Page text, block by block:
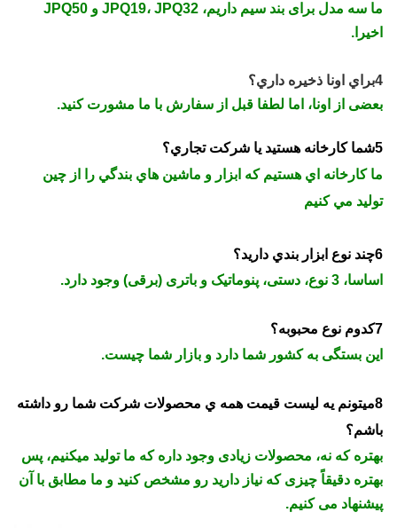
ما سه مدل برای بند سیم داریم، JPQ19، JPQ32 و JPQ50
اخیرا.
4براي اونا ذخيره داري؟
بعضی از اونا، اما لطفا قبل از سفارش با ما مشورت کنید.
5شما کارخانه هستيد يا شرکت تجاري؟
ما کارخانه اي هستيم که ابزار و ماشين هاي بندگي را از چين
توليد مي کنيم
6چند نوع ابزار بندي داريد؟
اساسا، 3 نوع، دستی، پنوماتیک و باتری (برقی) وجود دارد.
7کدوم نوع محبوبه؟
این بستگی به کشور شما دارد و بازار شما چیست.
8ميتونم يه ليست قيمت همه ي محصولات شرکت شما رو داشته
باشم؟
بهتره که نه، محصولات زیادی وجود داره که ما تولید میکنیم، پس
بهتره دقیقاً چیزی که نیاز دارید رو مشخص کنید و ما مطابق با آن
پیشنهاد می کنیم.